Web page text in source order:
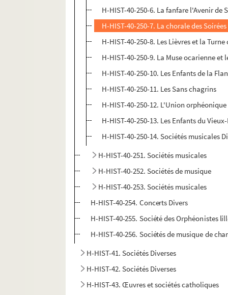
H-HIST-40-250-6. La fanfare l'Avenir
H-HIST-40-250-7. La chorale des
H-HIST-40-250-8. Les Lièvres et la
H-HIST-40-250-9. La Muse ocarienne et
H-HIST-40-250-10. Les Enfants de la
H-HIST-40-250-11. Les Sans chagrins
H-HIST-40-250-12. L'Union orphéonique
H-HIST-40-250-13. Les Enfants du
H-HIST-40-250-14. Sociétés musicales
H-HIST-40-251. Sociétés musicales
H-HIST-40-252. Sociétés de musique
H-HIST-40-253. Sociétés musicales
H-HIST-40-254. Concerts Divers
H-HIST-40-255. Société des Orphéonistes
H-HIST-40-256. Sociétés de musique de
H-HIST-41. Sociétés Diverses
H-HIST-42. Sociétés Diverses
H-HIST-43. Œuvres et sociétés catholiques